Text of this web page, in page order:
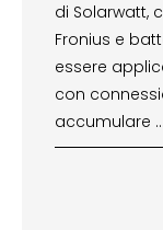
di Solarwatt,
Fronius e
essere
con
accumulare …